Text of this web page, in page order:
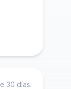
30 días.